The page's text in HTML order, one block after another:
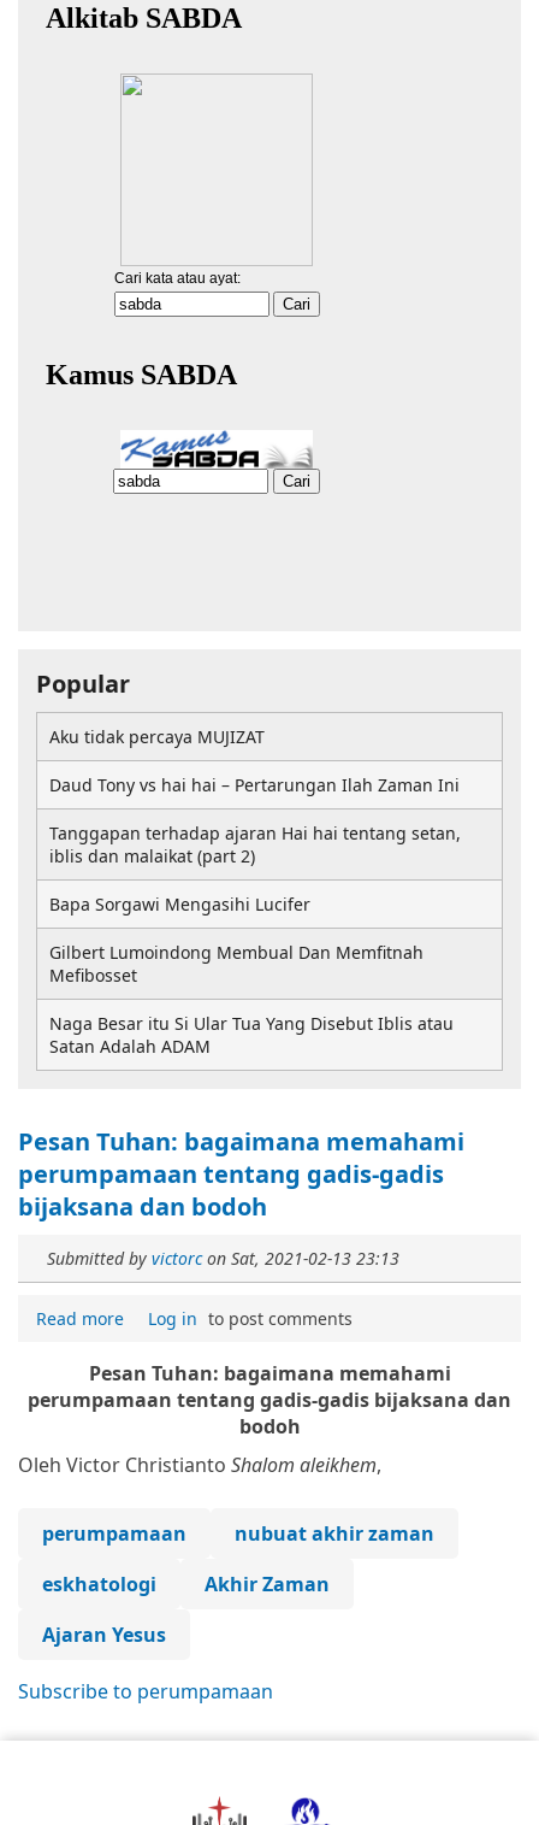
Pesan Tuhan: bagaimana memahami
perumpamaan tentang gadis-gadis
bijaksana dan bodoh
Submitted by victorcon Sat, 2021-02-13 23:13
Read more Log in to post comments
Pesan Tuhan: bagaimana memahami
perumpamaan tentang gadis-gadis bijaksana dan
bodoh
Oleh Victor Christianto Shalom aleikhem,
perumpamaan
nubuat akhir zaman
eskhatologi
Akhir Zaman
Ajaran Yesus
Subscribe to perumpamaan
Popular
Aku tidak percaya MUJIZAT
Daud Tony vs hai hai – Pertarungan Ilah Zaman Ini
Tanggapan terhadap ajaran Hai hai tentang setan,
iblis dan malaikat (part 2)
Bapa Sorgawi Mengasihi Lucifer
Gilbert Lumoindong Membual Dan Memfitnah
Mefibosset
Naga Besar itu Si Ular Tua Yang Disebut Iblis atau
Satan Adalah ADAM